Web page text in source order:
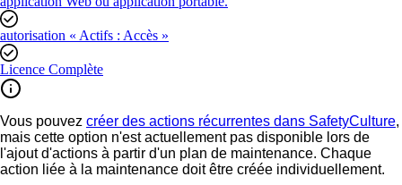
autorisation « Actifs : Accès »
Licence Complète
Vous pouvez créer des actions récurrentes dans SafetyCulture,
mais cette option n'est actuellement pas disponible lors de
l'ajout d'actions à partir d'un plan de maintenance. Chaque
action liée à la maintenance doit être créée individuellement.